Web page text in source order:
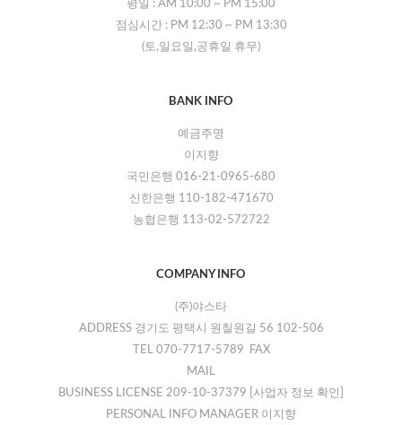
평일 : AM 10:00 ~ PM 15:00
점심시간 : PM 12:30 ~ PM 13:30
(토,일요일,공휴일 휴무)
BANK INFO
예금주명
이지향
국민은행 016-21-0965-680
신한은행 110-182-471670
농협은행 113-02-572722
COMPANY INFO
(주)야스타
ADDRESS 경기도 평택시 원칠원길 56 102-506
TEL 070-7717-5789 FAX
MAIL
BUSINESS LICENSE 209-10-37379
[사업자 정보 확인]
PERSONAL INFO MANAGER 이지향